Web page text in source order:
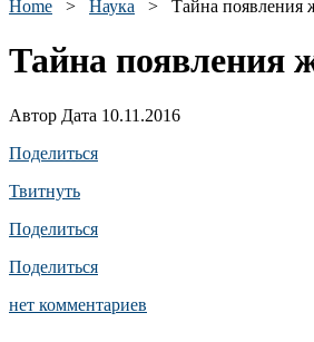
Home > Наука > Тайна появления
Тайна появления
Автор Дата 10.11.2016
Поделиться
Твитнуть
Поделиться
Поделиться
нет комментариев